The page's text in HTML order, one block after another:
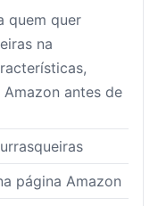
quem quer
na
antes de
página Amazon